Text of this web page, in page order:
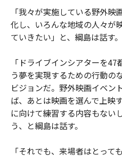
「我々が実施している野外
化し、いろんな地域の人々が
ていきたい」と、綱島は話す。
「ドライブインシアターを
う夢を実現するための行動の
ビジョンだ。野外映画イベン
ば、あとは映画を選んで上映
に向けて練習する内容もない
う、と綱島は話す。
「それでも、来場者はとって